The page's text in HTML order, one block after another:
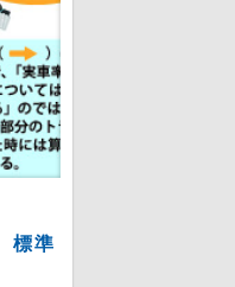
標準